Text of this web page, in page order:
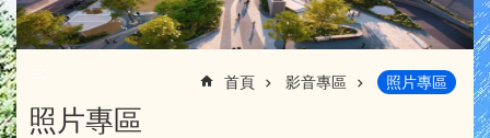
首頁 影音專區 照片專區
照片專區